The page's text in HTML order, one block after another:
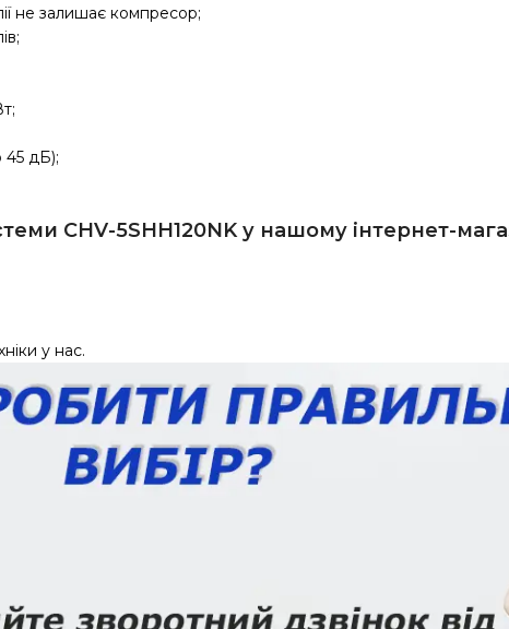
не залишає компресор;
45 дБ);
CHV-5SHH120NK у нашому інтернет-
у нас.